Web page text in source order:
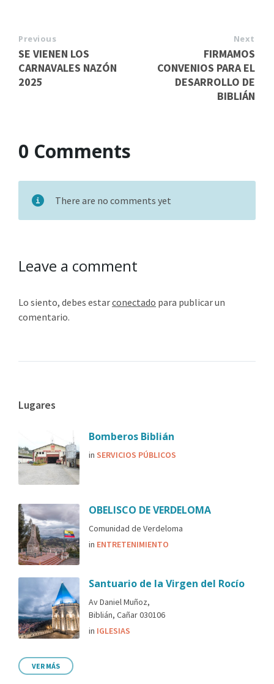
Previous
SE VIENEN LOS
CARNAVALES NAZÓN
2025
Next
FIRMAMOS
CONVENIOS PARA EL
DESARROLLO DE
BIBLIÁN
0 Comments
There are no comments yet
Leave a comment
Lo siento, debes estarconectado para publicar un
comentario.
Lugares
Bomberos Biblián
in SERVICIOS PÚBLICOS
OBELISCO DE VERDELOMA
Comunidad de Verdeloma
in ENTRETENIMIENTO
Santuario de la Virgen del Rocío
Av Daniel Muñoz,
Biblián, Cañar 030106
in IGLESIAS
VER MÁS